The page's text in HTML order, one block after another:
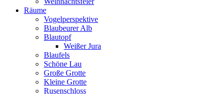
Räume
Vogelperspektive
Blaubeurer Alb
Blautopf
Weißer Jura
Blaufels
Schöne Lau
Große Grotte
Kleine Grotte
Rusenschloss